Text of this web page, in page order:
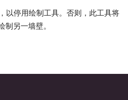
以停用绘制工具。否则，此工具将
另一墙壁。